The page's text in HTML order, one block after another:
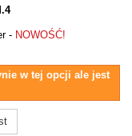
- NOWOŚĆ!
w tej opcji ale jest